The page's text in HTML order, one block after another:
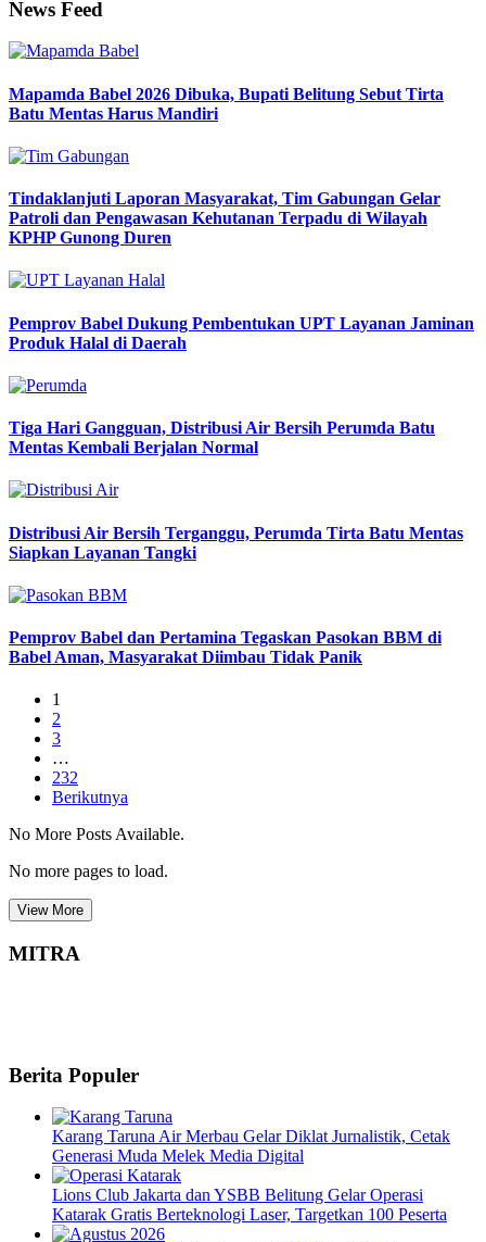
News Feed
Mapamda Babel 2026 Dibuka, Bupati Belitung Sebut Tirta
Batu Mentas Harus Mandiri
Tindaklanjuti Laporan Masyarakat, Tim Gabungan Gelar
Patroli dan Pengawasan Kehutanan Terpadu di Wilayah
KPHP Gunong Duren
Pemprov Babel Dukung Pembentukan UPT Layanan Jaminan
Produk Halal di Daerah
Tiga Hari Gangguan, Distribusi Air Bersih Perumda Batu
Mentas Kembali Berjalan Normal
Distribusi Air Bersih Terganggu, Perumda Tirta Batu Mentas
Siapkan Layanan Tangki
Pemprov Babel dan Pertamina Tegaskan Pasokan BBM di
Babel Aman, Masyarakat Diimbau Tidak Panik
1
2
3
…
232
Berikutnya
No More Posts Available.
No more pages to load.
View More
MITRA
Berita Populer
Karang Taruna Air Merbau Gelar Diklat Jurnalistik, Cetak
Generasi Muda Melek Media Digital
Lions Club Jakarta dan YSBB Belitung Gelar Operasi
Katarak Gratis Berteknologi Laser, Targetkan 100 Peserta